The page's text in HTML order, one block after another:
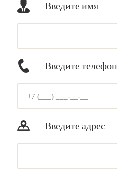
Введите имя
Введите телефон
Введите адрес